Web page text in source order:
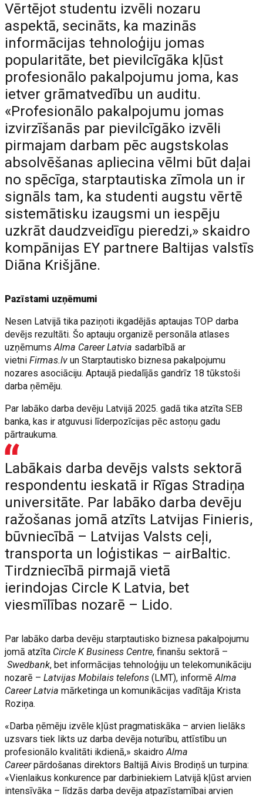
Vērtējot studentu izvēli nozaru
aspektā, secināts, ka mazinās
informācijas tehnoloģiju jomas
popularitāte, bet pievilcīgāka kļūst
profesionālo pakalpojumu joma, kas
ietver grāmatvedību un auditu.
«Profesionālo pakalpojumu jomas
izvirzīšanās par pievilcīgāko izvēli
pirmajam darbam pēc augstskolas
absolvēšanas apliecina vēlmi būt daļai
no spēcīga, starptautiska zīmola un ir
signāls tam, ka studenti augstu vērtē
sistemātisku izaugsmi un iespēju
uzkrāt daudzveidīgu pieredzi,» skaidro
kompānijas EY partnere Baltijas valstīs
Diāna Krišjāne.
Pazīstami uzņēmumi
Nesen Latvijā tika paziņoti ikgadējās aptaujas TOP darba
devējs rezultāti. Šo aptauju organizē personāla atlases
uzņēmumsAlma Career Latvia sadarbībā ar
vietniFirmas.lvun Starptautisko biznesa pakalpojumu
nozares asociāciju. Aptaujā piedalījās gandrīz 18 tūkstoši
darba ņēmēju.
Par labāko darba devēju Latvijā 2025. gadā tika atzīta SEB
banka, kas ir atguvusi līderpozīcijas pēc astoņu gadu
pārtraukuma.
Labākais darba devējs valsts sektorā
respondentu ieskatā ir Rīgas Stradiņa
universitāte. Par labāko darba devēju
ražošanas jomā atzīts Latvijas Finieris,
būvniecībā – Latvijas Valsts ceļi,
transporta un loģistikas – airBaltic.
Tirdzniecībā pirmajā vietā
ierindojas Circle K Latvia, bet
viesmīlības nozarē – Lido.
Par labāko darba devēju starptautisko biznesa pakalpojumu
jomā atzīta Circle K Business Centre, finanšu sektorā –
Swedbank, bet informācijas tehnoloģiju un telekomunikāciju
nozarē – Latvijas Mobilais telefons(LMT), informēAlma
Career Latviamārketinga un komunikācijas vadītāja Krista
Roziņa.
«Darba ņēmēju izvēle kļūst pragmatiskāka – arvien lielāks
uzsvars tiek likts uz darba devēja noturību, attīstību un
profesionālo kvalitāti ikdienā,» skaidroAlma
Careerpārdošanas direktors Baltijā Aivis Brodiņš un turpina:
«Vienlaikus konkurence par darbiniekiem Latvijā kļūst arvien
intensīvāka – līdzās darba devēja atpazīstamībai arvien